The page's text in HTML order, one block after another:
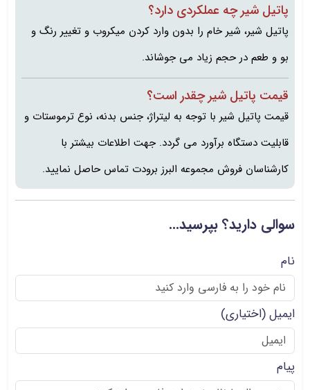
پاتیل شیر چه عملکردی دارد؟
پاتیل شیر، شیر خام را بدون وارد کردن میکروب و تغییر رنگ و
بو و طعم در حجم زیاد می جوشاند.
قیمت پاتیل شیر چقدر است؟
قیمت پاتیل شیر با توجه به لیتراژ، جنس بدنه، نوع ترموستات و
قابلیت دستگاه برآورد می گردد. جهت اطلاعات بیشتر با
کارشناسان فروش مجموعه البرز برودت تماس حاصل نمایید.
سوالی دارید؟ بپرسید...
نام
ایمیل(اختیاری)
پیام